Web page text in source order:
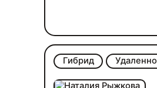
Гибрид Удаленно